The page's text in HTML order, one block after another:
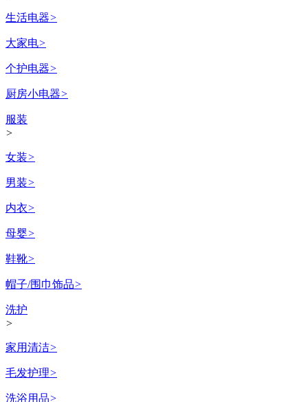
生活电器>
大家电>
个护电器>
厨房小电器>
服装
>
女装>
男装>
内衣>
母婴>
鞋靴>
帽子/围巾饰品>
洗护
>
家用清洁>
毛发护理>
洗浴用品>